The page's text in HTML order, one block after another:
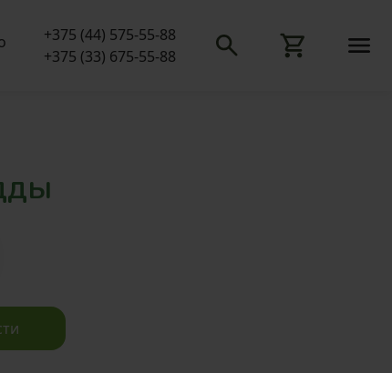
+375 (44) 575-55-88
+375 (33) 675-55-88